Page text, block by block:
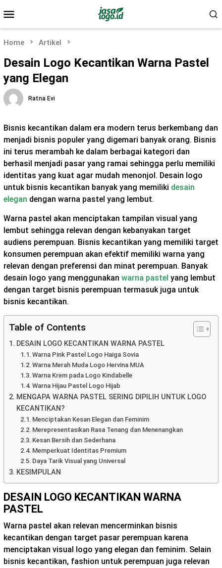
to
contentMenu
Home Artikel
Desain Logo Kecantikan Warna Pastel
yang Elegan
Ratna Evi
Bisnis kecantikan dalam era modern terus berkembang dan
menjadi bisnis populer yang digemari banyak orang. Bisnis
ini terus merambah ke dalam berbagai kategori dan
berhasil menjadi pasar yang ramai sehingga perlu memiliki
identitas yang kuat agar mudah menonjol. Desain logo
untuk bisnis kecantikan banyak yang memiliki desain
elegan dengan warna pastel yang lembut.
Warna pastel akan menciptakan tampilan visual yang
lembut sehingga relevan dengan kebanyakan target
audiens perempuan. Bisnis kecantikan yang memiliki target
konsumen perempuan akan efektif memiliki warna yang
relevan dengan preferensi dan minat perempuan. Banyak
desain logo yang menggunakan warna pastel yang lembut
dengan target bisnis perempuan termasuk juga untuk
bisnis kecantikan.
Table of Contents
DESAIN LOGO KECANTIKAN WARNA PASTEL
Warna Pink Pastel Logo Haiga Sovia
Warna Merah Muda Logo Hervina MUA
Warna Krem pada Logo Kindabelle
Warna Hijau Pastel Logo Hijab
MENGAPA WARNA PASTEL SERING DIPILIH UNTUK LOGO
KECANTIKAN?
Menciptakan Kesan Elegan dan Feminim
Merepresentasikan Rasa Tenang dan Menenangkan
Kesan Bersih dan Sederhana
Memperkuat Identitas Premium
Daya Tarik Visual yang Universal
KESIMPULAN
DESAIN LOGO KECANTIKAN WARNA
PASTEL
Warna pastel akan relevan mencerminkan bisnis
kecantikan dengan target pasar perempuan karena
menciptakan visual logo yang elegan dan feminim. Selain
bisnis kecantikan, fashion untuk perempuan juga relevan